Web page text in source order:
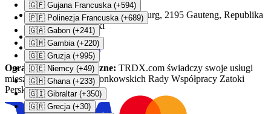
🇬🇫 Gujana Francuska (+594)
🇵🇫 Polinezja Francuska (+689)
🇬🇦 Gabon (+241)
🇬🇲 Gambia (+220)
🇬🇪 Gruzja (+995)
🇩🇪 Niemcy (+49)
🇬🇭 Ghana (+233)
🇬🇮 Gibraltar (+350)
🇬🇷 Grecja (+30)
121 Beyers Naude DR, Randburg, 2195 Gauteng, Republika
Południowej Afryki
+27 107 451 754
support@trdx.com
Ograniczenia geograficzne: TRDX.com świadczy swoje usługi
mieszkańcom krajów członkowskich Rady Współpracy Zatoki
Perskiej (GCC).